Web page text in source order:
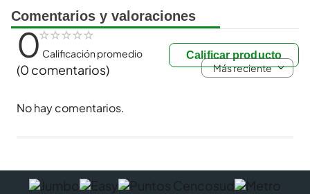
Comentarios y valoraciones
Calificar producto
☆☆☆☆☆
0Calificación promedio
(0 comentarios) Más reciente
No hay comentarios.